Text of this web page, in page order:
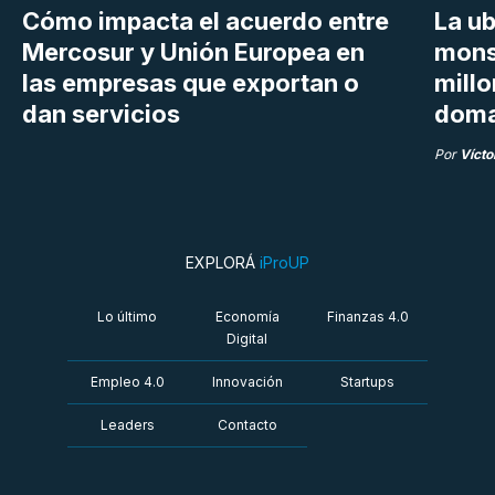
Cómo impacta el acuerdo entre
Mercosur y Unión Europea en
las empresas que exportan o
dan servicios
La
Por
EXPLORÁ iProUP
Lo último
Economía
Digital
Finanzas 4.0
Empleo 4.0 Innovación Startups
Leaders Contacto